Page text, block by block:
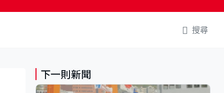
搜尋
下一則新聞